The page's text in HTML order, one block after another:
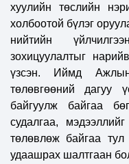
хуулийн төслийн
холбоотой бүлэг
нийтийн
зохицуулалтыг
үзсэн. Иймд
төлөвгөөний дагуу
байгуулж байгаа
судалгаа, мэдээллийг
төлөвлөж байгаа
удаашрах шалтгаан